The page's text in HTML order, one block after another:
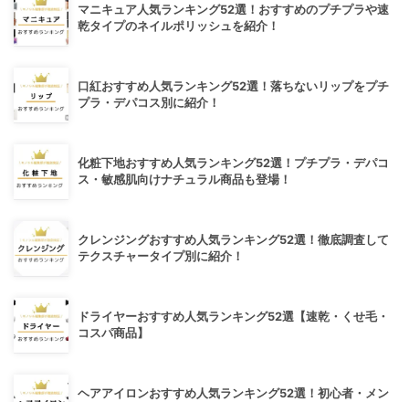
マニキュア人気ランキング52選！おすすめのプチプラや速
乾タイプのネイルポリッシュを紹介！
口紅おすすめ人気ランキング52選！落ちないリップをプチ
プラ・デパコス別に紹介！
化粧下地おすすめ人気ランキング52選！プチプラ・デパコ
ス・敏感肌向けナチュラル商品も登場！
クレンジングおすすめ人気ランキング52選！徹底調査して
テクスチャータイプ別に紹介！
ドライヤーおすすめ人気ランキング52選【速乾・くせ毛・
コスパ商品】
ヘアアイロンおすすめ人気ランキング52選！初心者・メン